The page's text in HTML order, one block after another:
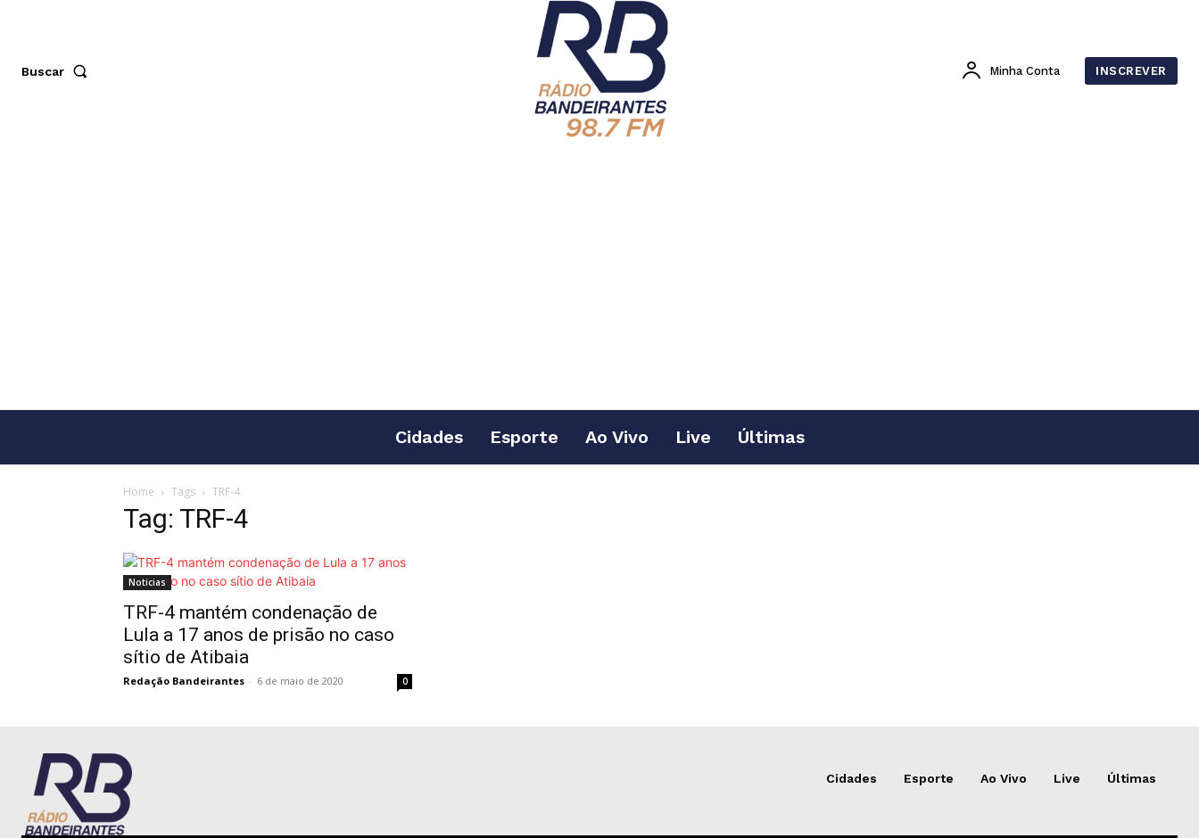
Buscar Minha Conta INSCREVER
Cidades Esporte Ao Vivo Live Últimas
Home Tags TRF-4
Tag: TRF-4
Noticias
TRF-4 mantém condenação de
Lula a 17 anos de prisão no caso
sítio de Atibaia
Redação Bandeirantes - 6 de maio de 2020 0
Cidades Esporte Ao Vivo Live Últimas